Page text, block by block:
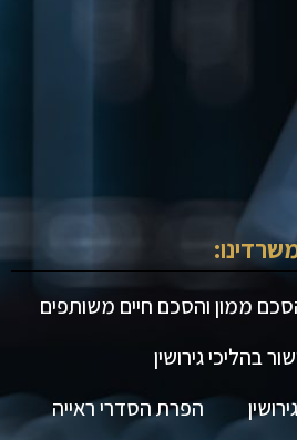
ממון והסכם חיים משותפים
בהליכי גירושין
הפרת הסדרי ראייה